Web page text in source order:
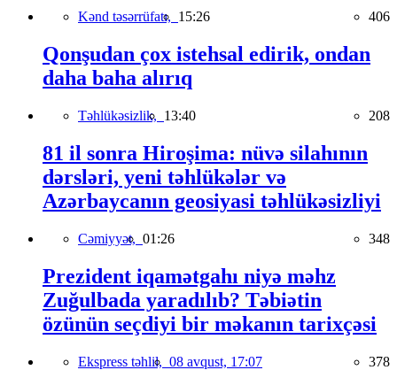
Kənd təsərrüfatı, 15:26 406
Qonşudan çox istehsal edirik, ondan
daha baha alırıq
Təhlükəsizlik, 13:40 208
81 il sonra Hiroşima: nüvə silahının
dərsləri, yeni təhlükələr və
Azərbaycanın geosiyasi təhlükəsizliyi
Cəmiyyət, 01:26 348
Prezident iqamətgahı niyə məhz
Zuğulbada yaradılıb? Təbiətin
özünün seçdiyi bir məkanın tarixçəsi
Ekspress təhlil, 08 avqust, 17:07 378